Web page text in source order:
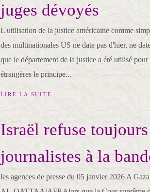
juges dévoyés
L'utilisation de la justice américaine comme
des multinationales US ne date pas d'hier, ne
que le département de la justice a été utilisé
étrangères le principe...
LIRE LA SUITE
Israël refuse toujours
journalistes à la
les agences de presse du 05 janvier 2026 A